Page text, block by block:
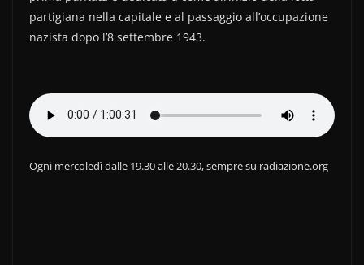
k
partigiana nella capitale e al passaggio all’occupazione
nazista dopo l’8 settembre 1943.
Ogni mercoledì dalle 19.30 alle 20.30, sempre su radiazione.org